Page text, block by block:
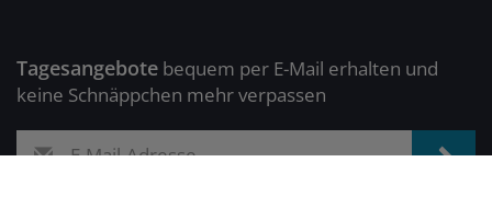
Tagesangebote bequem per E-Mail erhalten und
keine Schnäppchen mehr verpassen